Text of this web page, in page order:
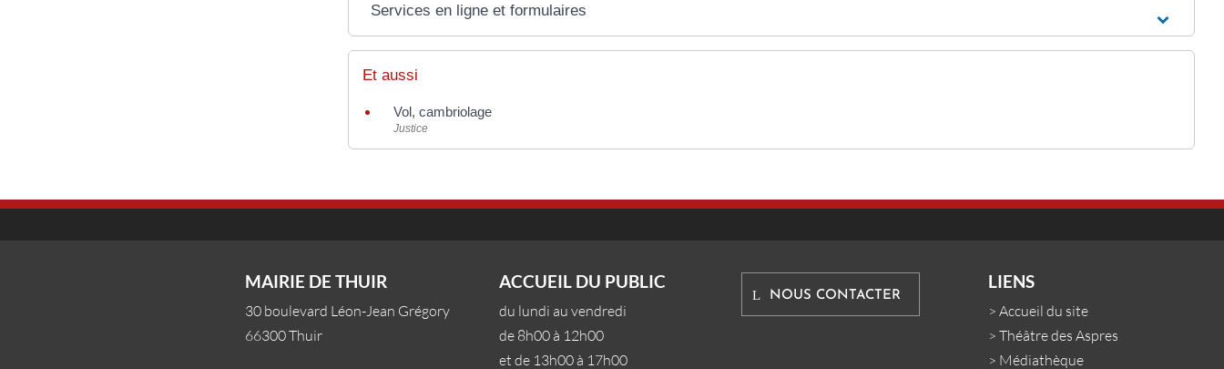
Services en ligne et formulaires
Et aussi
Vol, cambriolage
Justice
MAIRIE DE THUIR
30 boulevard Léon-Jean Grégory
66300 Thuir
ACCUEIL DU PUBLIC
du lundi au vendredi
de 8h00 à 12h00
et de 13h00 à 17h00
NOUS CONTACTER
LIENS
>Accueil du site
>Théâtre des Aspres
> Médiathèque